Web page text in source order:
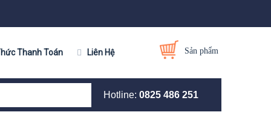
Thanh Toán Liên Hệ Sản phẩm
Hotline: 0825 486 251